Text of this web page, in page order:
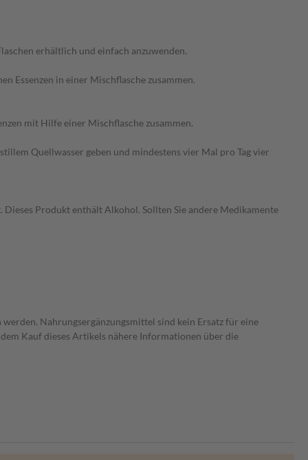
erhältlich und einfach anzuwenden.
Essenzen in einer Mischflasche zusammen.
mit Hilfe einer Mischflasche zusammen.
Quellwasser geben und mindestens vier Mal pro Tag vier
Dieses Produkt enthält Alkohol. Sollten Sie andere Medikamente
Nahrungsergänzungsmittel sind kein Ersatz für eine
Kauf dieses Artikels nähere Informationen über die